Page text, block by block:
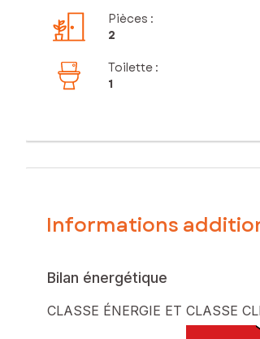
Pièces :
2
Toilette :
1
Informations
Bilan énergétique
CLASSE ÉNERGIE ET CLASSE